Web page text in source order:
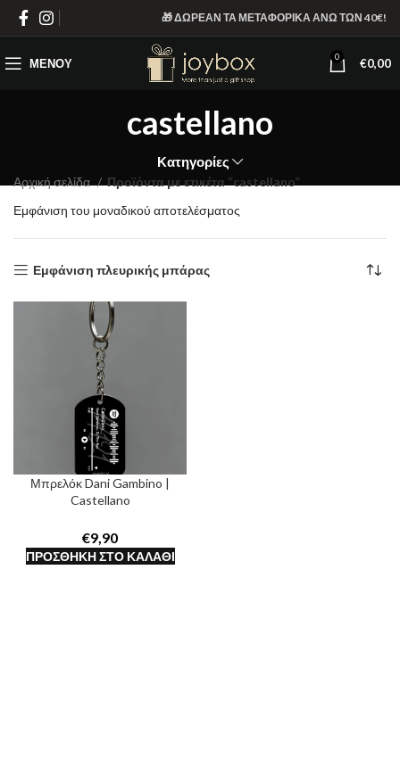
🎁 ΔΩΡΕΑΝ ΤΑ ΜΕΤΑΦΟΡΙΚΑ ΑΝΩ ΤΩΝ 40€!
ΜΕΝΟΎ 0 €0,00
castellano
Κατηγορίες
Αρχική σελίδα
Προϊόντα με ετικέτα “castellano”
Εμφάνιση του μοναδικού αποτελέσματος
Εμφάνιση πλευρικής μπάρας
Μπρελόκ Dani Gambino |
Castellano
€
ΠΡΟΣΘΉΚΗ ΣΤΟ ΚΑΛΆΘΙ